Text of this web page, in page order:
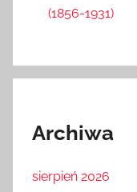
(1856-1931)
Archiwa
sierpień 2026